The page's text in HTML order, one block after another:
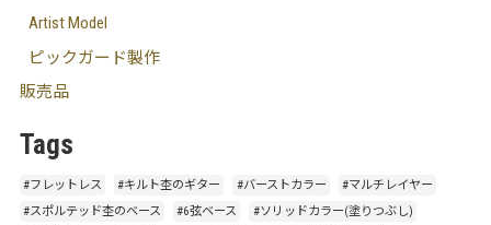
Artist Model
ピックガード製作
販売品
Tags
#フレットレス #キルト杢のギター #バーストカラー
#マルチレイヤー
#スポルテッド杢のベース
#6弦ベース
#ソリッドカラー(塗りつぶし)